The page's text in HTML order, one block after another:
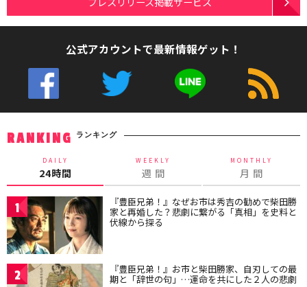
公式アカウントで最新情報ゲット！
RANKING ランキング
DAILY
24時間
WEEKLY
週 間
MONTHLY
月 間
1 『豊臣兄弟！』なぜお市は秀吉の勧めで柴田勝
家と再婚した？悲劇に繋がる「真相」を史料と
伏線から探る
2 『豊臣兄弟！』お市と柴田勝家、自刃しての最
期と「辞世の句」…運命を共にした２人の悲劇